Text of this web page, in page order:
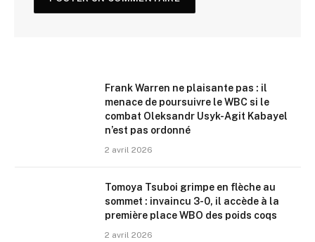
Frank Warren ne plaisante pas : il
menace de poursuivre le WBC si le
combat Oleksandr Usyk-Agit Kabayel
n’est pas ordonné
2 avril 2026
Tomoya Tsuboi grimpe en flèche au
sommet : invaincu 3-0, il accède à la
première place WBO des poids coqs
2 avril 2026